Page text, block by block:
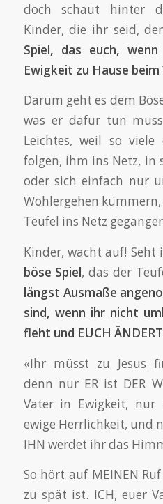
doch schaut hinter
Kinder, die ihr seid,
Spiel, das euch,
Ewigkeit zu Hause
Darum geht es dem
was er dafür tun
Leichtes, weil so
folgen, ihm ins Netz, in
oder sich einfach nur
Wohlergehen
Teufel ins Netz
Kinder, wacht auf! Seht
böse Spiel, das der
längst Ausmaße
sind, wenn ihr nicht
fleht und EUCH
«Ihr müsst zu Jesus
denn nur ER ist DER
Vater in Ewigkeit,
ewige Herrlichkeit, und
IHN werdet ihr das
So hört auf MEINEN
zu spät ist. ICH, euer